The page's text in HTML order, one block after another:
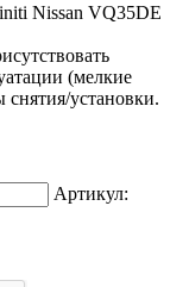
Nissan VQ35DE
(мелкие
снятия/установки.
Артикул: